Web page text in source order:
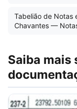
Tabelião de Notas
Chavantes —
Saiba mais